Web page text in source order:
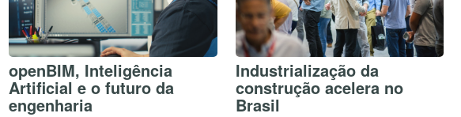
openBIM, Inteligência
Artificial e o futuro da
engenharia
Industrialização da
construção acelera no
Brasil